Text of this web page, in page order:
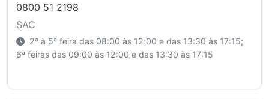
0800 51 2198
SAC
2ª à 5ª feira das 08:00 às 12:00 e das 13:30 às 17:15;
6ª feiras das 09:00 às 12:00 e das 13:30 às 17:15